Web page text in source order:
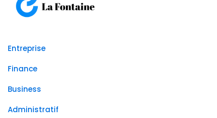
Entreprise
Finance
Business
Administratif